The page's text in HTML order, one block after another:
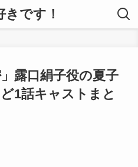
きです！
露口絹子役の夏子
1話キャストまと